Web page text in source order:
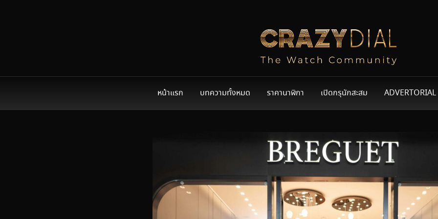
หน้าแรก บทความทั้งหมด ราคานาฬิกา เปิดกรุนักสะสม ADVERTORIAL